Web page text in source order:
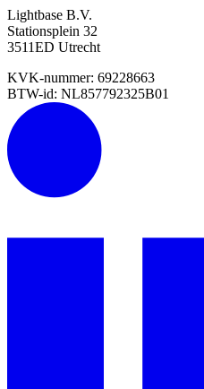
Lightbase B.V.
Stationsplein 32
3511ED Utrecht
KVK-nummer: 69228663
BTW-id: NL857792325B01